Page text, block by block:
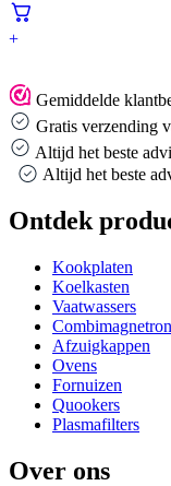
+
Gemiddelde
Gratis verzending
Altijd het beste
Altijd het beste
Ontdek
Kookplaten
Koelkasten
Vaatwassers
Afzuigkappen
Ovens
Fornuizen
Quookers
Plasmafilters
Over ons